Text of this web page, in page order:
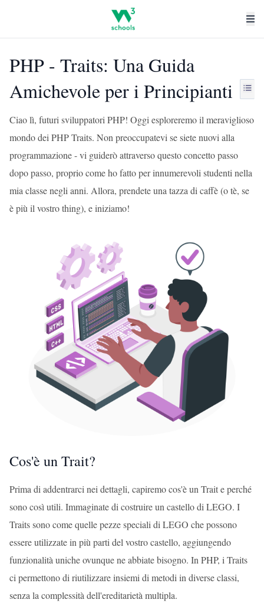
PHP - Traits: Una Guida
Amichevole per i Principianti
Ciao lì, futuri sviluppatori PHP! Oggi esploreremo il meraviglioso
mondo dei PHP Traits. Non preoccupatevi se siete nuovi alla
programmazione - vi guiderò attraverso questo concetto passo
dopo passo, proprio come ho fatto per innumerevoli studenti nella
mia classe negli anni. Allora, prendete una tazza di caffè (o tè, se
è più il vostro thing), e iniziamo!
Cos'è un Trait?
Prima di addentrarci nei dettagli, capiremo cos'è un Trait e perché
sono così utili. Immaginate di costruire un castello di LEGO. I
Traits sono come quelle pezze speciali di LEGO che possono
essere utilizzate in più parti del vostro castello, aggiungendo
funzionalità uniche ovunque ne abbiate bisogno. In PHP, i Traits
ci permettono di riutilizzare insiemi di metodi in diverse classi,
senza la complessità dell'ereditarietà multipla.